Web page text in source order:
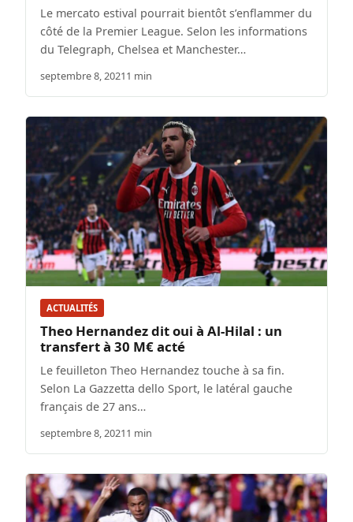
Le mercato estival pourrait bientôt s’enflammer du
côté de la Premier League. Selon les informations
du Telegraph, Chelsea et Manchester…
septembre 8, 20211 min
ACTUALITÉS
Theo Hernandez dit oui à Al-Hilal : un
transfert à 30 M€ acté
Le feuilleton Theo Hernandez touche à sa fin.
Selon La Gazzetta dello Sport, le latéral gauche
français de 27 ans…
septembre 8, 20211 min